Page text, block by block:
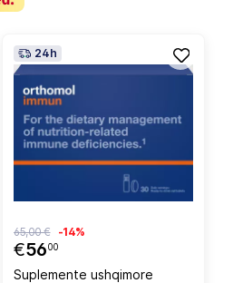
24h
€5600
65,00 € -14%
Suplemente ushqimore